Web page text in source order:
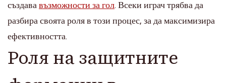
създава възможности за гол. Всеки играч трябва да
разбира своята роля в този процес, за да максимизира
ефективността.
Роля на защитните